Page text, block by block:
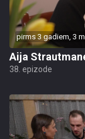
pirms 3 gadiem, 3
Aija
38. epizode